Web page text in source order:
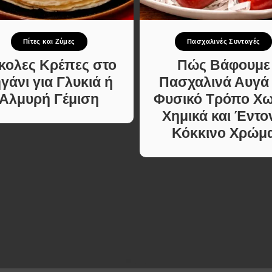
Κυρίως πιάτο
Κρέας
Ζυμαρικά
Σαλάτες
Σνακ
Σούπες και Φαγητά
Φαγητά
Πίτες και Ζύμες
Κρέπες στο
για Γλυκιά ή
Αλμυρή Γέμιση
Πασχαλινές Συνταγές
Πώς Βάφουμε
Πασχαλινά Αυγά
Φυσικό Τρόπο
Χημικά και
Κόκκινο